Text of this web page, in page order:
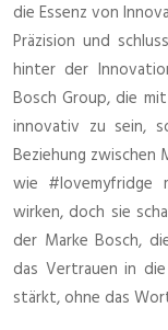
die Essenz von
Präzision und
hinter der
Bosch Group, die
innovativ zu sein,
Beziehung zwischen
wie #lovemyfridge
wirken, doch sie
der Marke Bosch,
das Vertrauen in
stärkt, ohne das